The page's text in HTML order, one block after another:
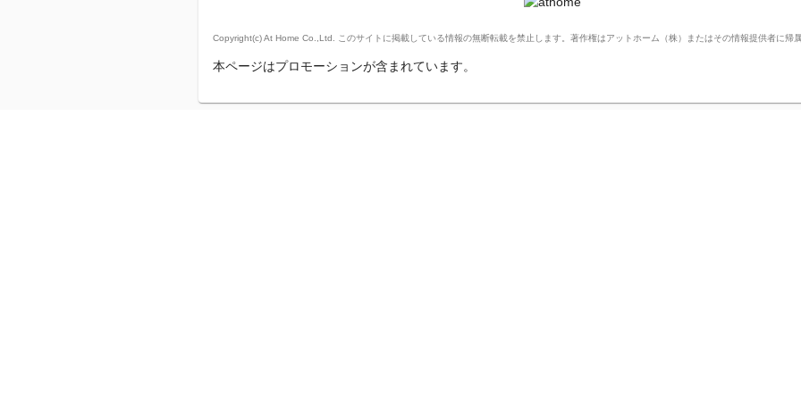
Copyright(c) At Home Co.,Ltd. このサイトに掲載している情報の無断転載を禁止します。著作権はアットホーム（株）またはその情報提供者に帰属
本ページはプロモーションが含まれています。